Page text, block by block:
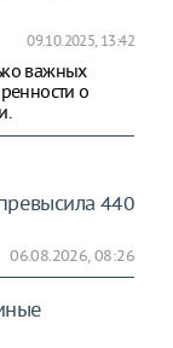
09.10.2025, 13:42
важных
о
440
06.08.2026, 08:26